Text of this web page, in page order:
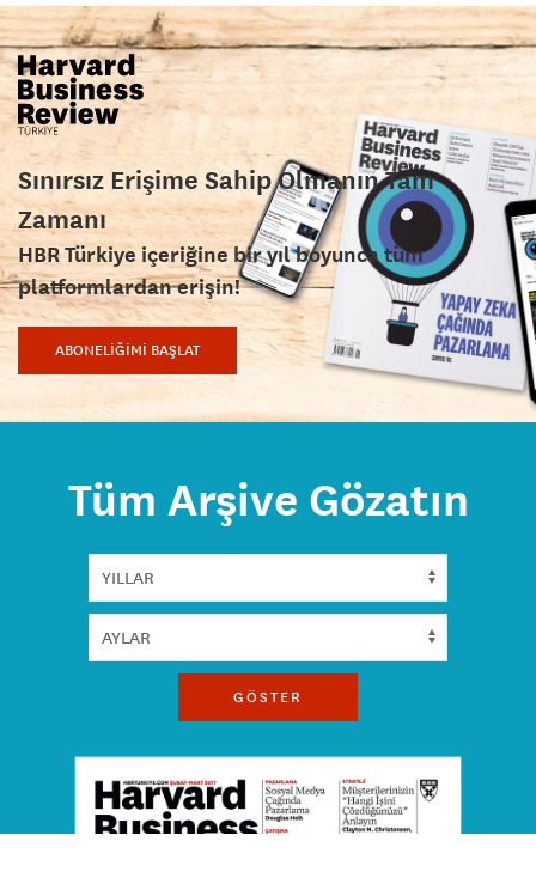
Sınırsız Erişime Sahip Olmanın Tam
Zamanı
HBR Türkiye içeriğine bir yıl boyunca tüm
platformlardan erişin!
ABONELİĞİMİ BAŞLAT
Tüm Arşive Gözatın
GÖSTER